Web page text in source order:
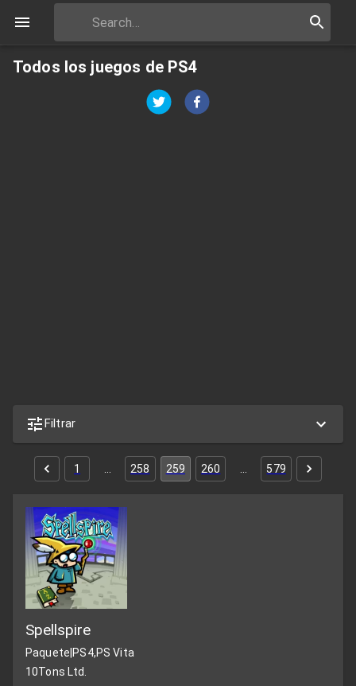
Todos los juegos de PS4
Filtrar
1 258 259 260 579
Spellspire
Paquete|PS4,PS Vita
10Tons Ltd.